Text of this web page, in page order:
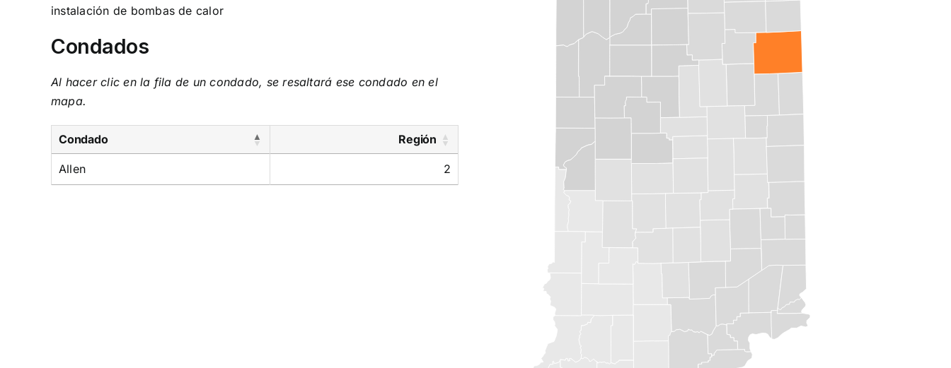
instalación de bombas de calor
Condados
Al hacer clic en la fila de un condado, se resaltará ese condado en el
mapa.
Condado Región
Allen 2